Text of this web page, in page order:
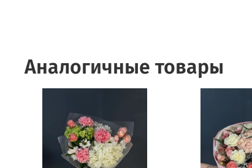
Аналогичные товары